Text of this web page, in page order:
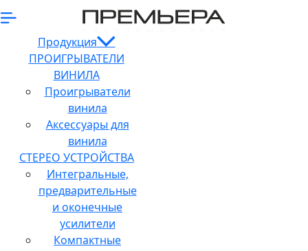
Продукция
ПРОИГРЫВАТЕЛИ
ВИНИЛА
Проигрыватели
винила
Аксессуары для
винила
СТЕРЕО УСТРОЙСТВА
Интегральные,
предварительные
и оконечные
усилители
Компактные